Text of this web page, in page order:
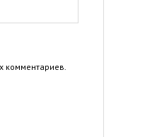
комментариев.